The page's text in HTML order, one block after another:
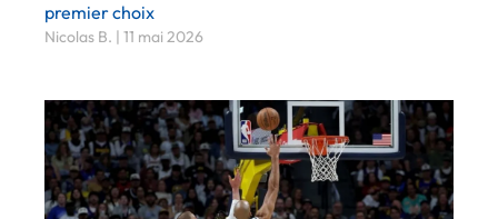
premier choix
Nicolas B. 11 mai 2026